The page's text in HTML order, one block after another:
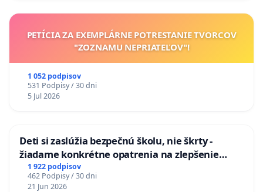
PETÍCIA ZA EXEMPLÁRNE POTRESTANIE TVORCOV
"ZOZNAMU NEPRIATEĽOV"!
1 052 podpisov
531 Podpisy / 30 dni
5 Jul 2026
Deti si zaslúžia bezpečnú školu, nie škrty -
žiadame konkrétne opatrenia na zlepšenie
situácie v školstve
1 922 podpisov
462 Podpisy / 30 dni
21 Jun 2026